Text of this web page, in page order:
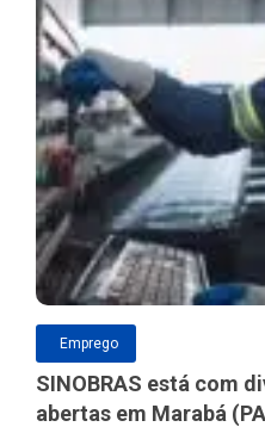
Emprego
SINOBRAS está com
abertas em Marabá